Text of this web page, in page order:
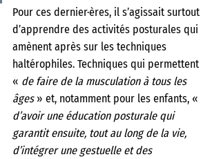
Pour ces dernier·ères, il s’agissait surtout
d’apprendre des activités posturales qui
amènent après sur les techniques
haltérophiles. Techniques qui permettent
« de faire de la musculation à tous les
âges » et, notamment pour les enfants, «
d’avoir une éducation posturale qui
garantit ensuite, tout au long de la vie,
d’intégrer une gestuelle et des